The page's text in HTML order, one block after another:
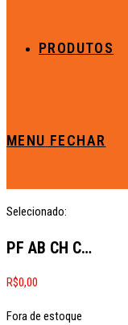
PRODUTOS
MENU FECHAR
Selecionado:
PF AB CH C…
R$0,00
Fora de estoque